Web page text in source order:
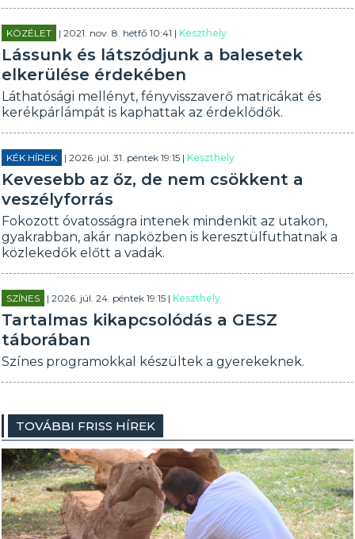
KÖZÉLET | 2021. nov. 8. hétfő 10:41 |Keszthely
Lássunk és látszódjunk a balesetek
elkerülése érdekében
Láthatósági mellényt, fényvisszaverő matricákat és
kerékpárlámpát is kaphattak az érdeklődők.
KÉK HÍREK | 2026. júl. 31. péntek 19:15 |Keszthely
Kevesebb az őz, de nem csökkent a
veszélyforrás
Fokozott óvatosságra intenek mindenkit az utakon,
gyakrabban, akár napközben is keresztülfuthatnak a
közlekedők előtt a vadak.
SZÍNES | 2026. júl. 24. péntek 19:15 |Keszthely
Tartalmas kikapcsolódás a GESZ
táborában
Színes programokkal készültek a gyerekeknek.
TOVÁBBI FRISS HÍREK